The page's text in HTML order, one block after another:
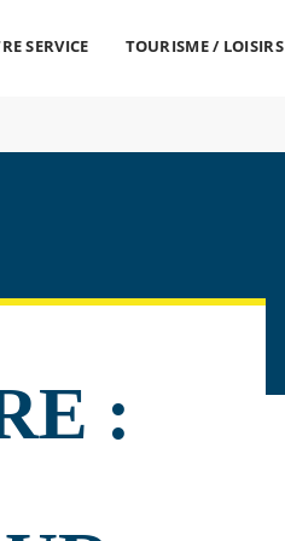
SERVICE TOURISME / LOISIRS
: